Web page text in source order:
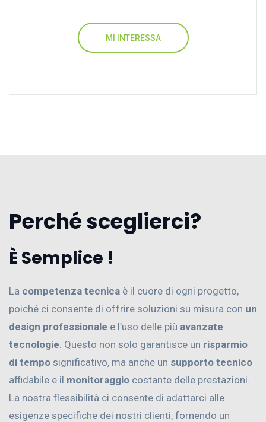
MI INTERESSA
Perché sceglierci?
È Semplice !
La competenza tecnica è il cuore di ogni progetto,
poiché ci consente di offrire soluzioni su misura con un
design professionale e l’uso delle più avanzate
tecnologie . Questo non solo garantisce un risparmio
di tempo significativo, ma anche un supporto tecnico
affidabile e il monitoraggio costante delle prestazioni.
La nostra flessibilità ci consente di adattarci alle
esigenze specifiche dei nostri clienti, fornendo un